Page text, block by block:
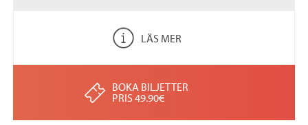
LÄS MER
BOKA BILJETTER
PRIS 49.90€